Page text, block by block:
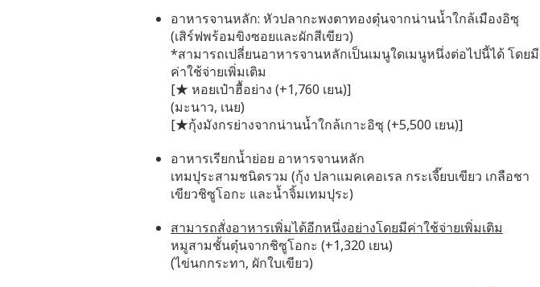
อาหารจานหลัก: หัวปลากะพงตาทองตุ๋นจากน่านน้ำใกล้เมืองอิซุ
(เสิร์ฟพร้อมขิงซอยและผักสีเขียว)
*สามารถเปลี่ยนอาหารจานหลักเป็นเมนูใดเมนูหนึ่งต่อไปนี้ได้ โดยมี
ค่าใช้จ่ายเพิ่มเติม
[★ หอยเป๋าฮื้อย่าง (+1,760 เยน)]
(มะนาว, เนย)
[★กุ้งมังกรย่างจากน่านน้ำใกล้เกาะอิซุ (+5,500 เยน)]
อาหารเรียกน้ำย่อย อาหารจานหลัก
เทมปุระสามชนิดรวม (กุ้ง ปลาแมคเคอเรล กระเจี๊ยบเขียว เกลือชา
เขียวชิซูโอกะ และน้ำจิ้มเทมปุระ)
สามารถสั่งอาหารเพิ่มได้อีกหนึ่งอย่างโดยมีค่าใช้จ่ายเพิ่มเติม
หมูสามชั้นตุ๋นจากชิซูโอกะ (+1,320 เยน)
(ไข่นกกระทา, ผักใบเขียว)